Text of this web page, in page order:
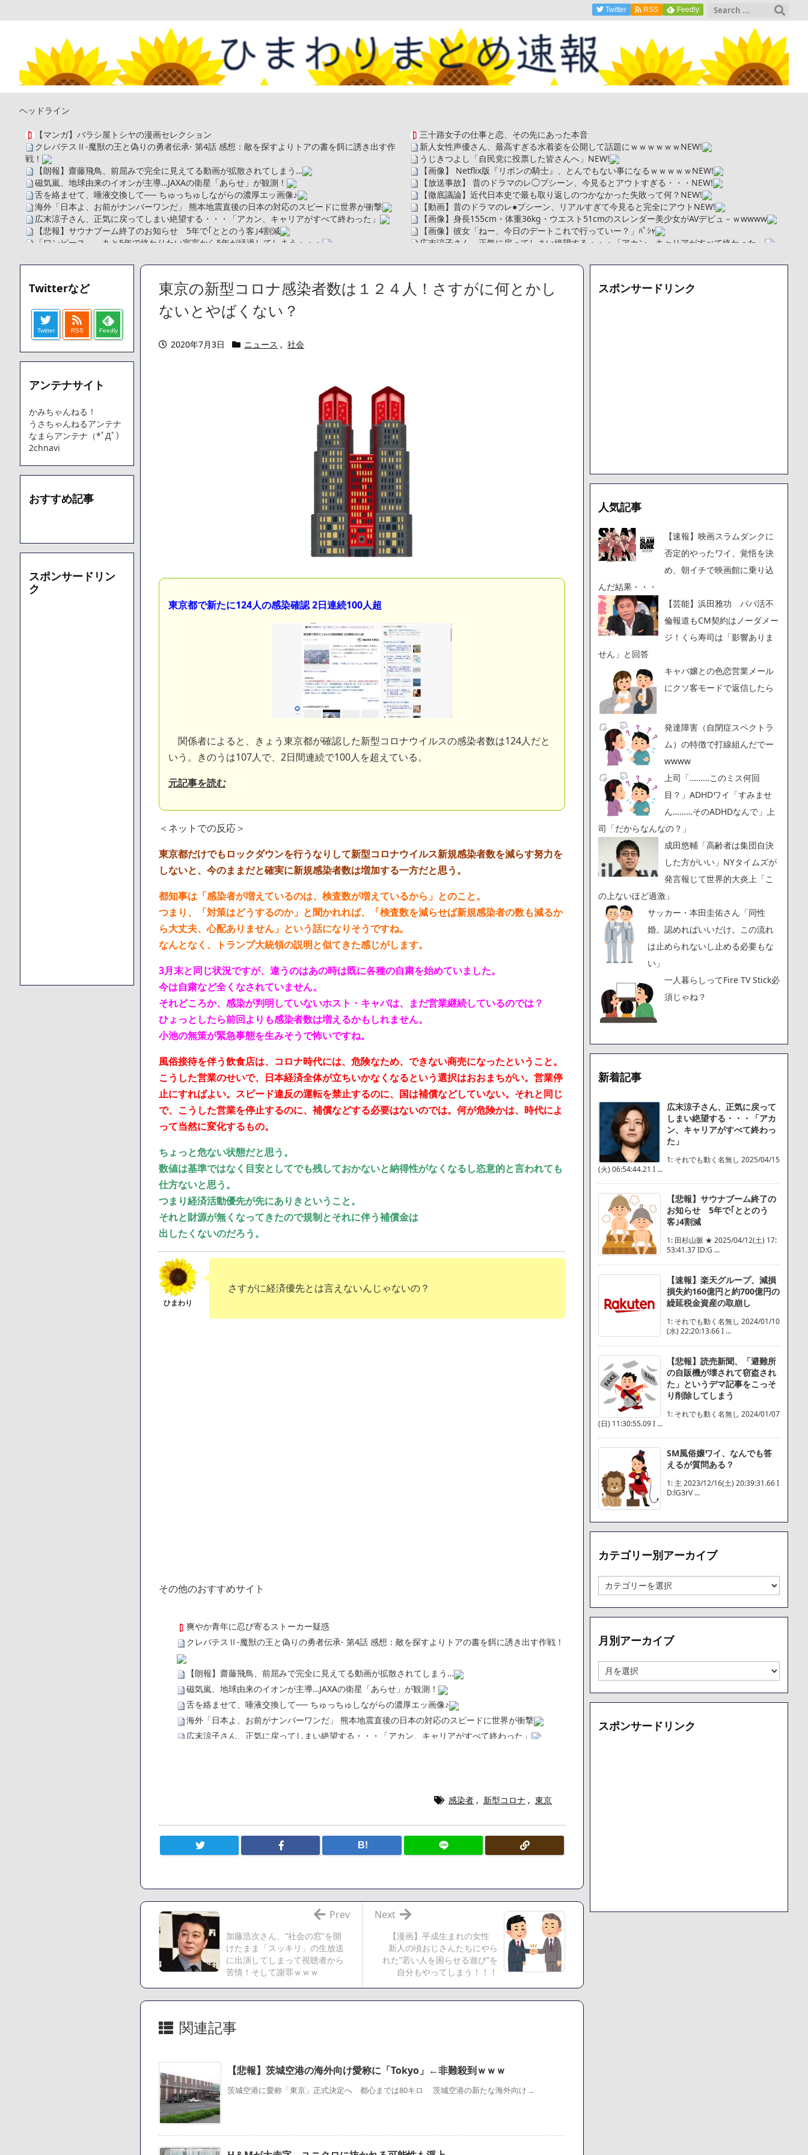
Twitter RSS Feedly
ヘッドライン
【マンガ】バラシ屋トシヤの漫画セレクション
クレバテスⅡ-魔獣の王と偽りの勇者伝承- 第4話 感想：敵を探すよりトアの書を餌に誘き出す作
戦！
【朗報】齋藤飛鳥、前屈みで完全に見えてる動画が拡散されてしまう…
磁気嵐、地球由来のイオンが主導…JAXAの衛星「あらせ」が観測！
舌を絡ませて、唾液交換して── ちゅっちゅしながらの濃厚エッ画像♪
海外「日本よ、お前がナンバーワンだ」 熊本地震直後の日本の対応のスピードに世界が衝撃
広末涼子さん、正気に戻ってしまい絶望する・・・「アカン、キャリアがすべて終わった」
【悲報】サウナブーム終了のお知らせ 5年で｢ととのう客｣4割減
「ワンピース」、あと5年で終わりたい宣言から5年が経過してしまう・・・
【画像】さくまあきら「桃鉄の赤マスは実際に行ってみてクソだった所です」
【愕然】ワイ「豚バラ220gカリッカリになるまで焼いて重さ調べたろww(2割3割減ったら御の
字やろなあww)」→結果・・・・・・・・・・・・・・・・・・・
【悲報】ジェネリック医薬品、4割が承認書と異なる製造だったことが発覚「衝撃的な数字だ」
【速報】楽天グループ、減損損失約160億円と約700億円の繰延税金資産の取崩し
【悲報】読売新聞、「避難所の自販機が壊されて窃盗された」というデマ記事をこっそり削除し
てしまう
SM風俗嬢ワイ、なんでも答えるが質問ある？
Powered by livedoor 相互RSS
三十路女子の仕事と恋、その先にあった本音
新人女性声優さん、最高すぎる水着姿を公開して話題にｗｗｗｗｗｗNEW!
うじきつよし「自民党に投票した皆さんへ」 NEW!
【画像】 Netflix版『リボンの騎士』、とんでもない事になるｗｗｗｗｗNEW!
【放送事故】 昔のドラマのレ◯プシーン、今見るとアウトすぎる・・・ NEW!
【徹底議論】近代日本史で最も取り返しのつかなかった失敗って何？ NEW!
【動画】昔のドラマのレ●プシーン、リアルすぎて今見ると完全にアウト NEW!
【画像】身長155cm・体重36kg・ウエスト51cmのスレンダー美少女がAVデビュ－ｗwwww
【画像】彼女「ねー、今日のデートこれで行っていー？」ﾊﾟｼｬ
広末涼子さん、正気に戻ってしまい絶望する・・・「アカン、キャリアがすべて終わった」
一人称が「ボキ」ではなく「俺」となっており、本人ではないとの憶測が広がる
ハードオフに売っていた4万4000円のフィギュアがヤバすぎるｗｗｗｗｗｗ「こんな高いの？ｗ
東京の新型コロナ感染者数は１２４人！さすがに何とかし
ないとやばくない？
2020年7月3日 ニュース , 社会
東京都で新たに124人の感染確認 2日連続100人超
関係者によると、きょう東京都が確認した新型コロナウイルスの感染者数は124人だと
いう。きのうは107人で、2日間連続で100人を超えている。
元記事を読む
＜ネットでの反応＞
東京都だけでもロックダウンを行うなりして新型コロナウイルス新規感染者数を減らす努力を
しないと、今のままだと確実に新規感染者数は増加する一方だと思う。
都知事は「感染者が増えているのは、検査数が増えているから」とのこと。
つまり、「対策はどうするのか」と聞かれれば、「検査数を減らせば新規感染者の数も減るか
ら大丈夫、心配ありません」という話になりそうですね。
なんとなく、トランプ大統領の説明と似てきた感じがします。
3月末と同じ状況ですが、違うのはあの時は既に各種の自粛を始めていました。
今は自粛など全くなされていません。
それどころか、感染が判明していないホスト・キャバは、まだ営業継続しているのでは？
ひょっとしたら前回よりも感染者数は増えるかもしれません。
小池の無策が緊急事態を生みそうで怖いですね。
風俗接待を伴う飲食店は、コロナ時代には、危険なため、できない商売になったということ。
こうした営業のせいで、日本経済全体が立ちいかなくなるという選択はおおまちがい。営業停
止にすればよい。スピード違反の運転を禁止するのに、国は補償などしていない。それと同じ
で、こうした営業を停止するのに、補償などする必要はないのでは。何が危険かは、時代によ
って当然に変化するもの。
ちょっと危ない状態だと思う。
数値は基準ではなく目安としてでも残しておかないと納得性がなくなるし恣意的と言われても
仕方ないと思う。
つまり経済活動優先が先にありきということ。
それと財源が無くなってきたので規制とそれに伴う補償金は
出したくないのだろう。
さすがに経済優先とは言えないんじゃないの？
その他のおすすめサイト
爽やか青年に忍び寄るストーカー疑惑
クレバテスⅡ-魔獣の王と偽りの勇者伝承- 第4話 感想：敵を探すよりトアの書を餌に誘き出す作戦！
【朗報】齋藤飛鳥、前屈みで完全に見えてる動画が拡散されてしまう…
磁気嵐、地球由来のイオンが主導…JAXAの衛星「あらせ」が観測！
舌を絡ませて、唾液交換して── ちゅっちゅしながらの濃厚エッ画像♪
海外「日本よ、お前がナンバーワンだ」 熊本地震直後の日本の対応のスピードに世界が衝撃
広末涼子さん、正気に戻ってしまい絶望する・・・「アカン、キャリアがすべて終わった」
【画像】さくまあきら「桃鉄の赤マスは実際に行ってみてクソだった所です」
【悲報】ジェネリック医薬品、4割が承認書と異なる製造だったことが発覚「衝撃的な数字だ」
まう
SM風俗嬢ワイ、なんでも答えるが質問ある？
Powered by livedoor 相互RSS
感染者 , 新型コロナ , 東京
B!
【漫画】平成生まれの女性
新人の頃おじさんたちにやら
れた”若い人を困らせる遊び”を
自分もやってしまう！！！
Next
加藤浩次さん、”社会の窓”を開
けたまま「スッキリ」の生放送
に出演してしまって視聴者から
苦情！そして謝罪ｗｗｗ
Prev
関連記事
【悲報】茨城空港の海外向け愛称に「Tokyo」←非難殺到ｗｗｗ
茨城空港に愛称「東京」正式決定へ 都心までは80キロ 茨城空港の新たな海外向け ...
Twitterなど
Twitter RSS Feedly
アンテナサイト
かみちゃんねる！
うさちゃんねるアンテナ
なまらアンテナ（*ﾟДﾟ）
2chnavi
おすすめ記事
スポンサードリン
ク
スポンサードリンク
人気記事
【速報】映画スラムダンクに
否定的やったワイ、覚悟を決
め、朝イチで映画館に乗り込
んだ結果・・・
【芸能】浜田雅功 パパ活不
倫報道もCM契約はノーダメー
ジ！くら寿司は「影響ありま
せん」と回答
キャバ嬢との色恋営業メール
にクソ客モードで返信したら
発達障害（自閉症スペクトラ
ム）の特徴で打線組んだでー
wwww
上司「………このミス何回
目？」ADHDワイ「すみませ
ん………そのADHDなんで」上
司「だからなんなの？」
成田悠輔「高齢者は集団自決
した方がいい」NYタイムズが
発言報じて世界的大炎上「こ
の上ないほど過激」
サッカー・本田圭佑さん「同性
婚。認めればいいだけ。この流れ
は止められないし止める必要もな
い」
一人暮らしってFire TV Stick必
須じゃね？
新着記事
広末涼子さん、正気に戻って
しまい絶望する・・・「アカ
ン、キャリアがすべて終わっ
た」
1: それでも動く名無し 2025/04/15
(火) 06:54:44.21 I ...
【悲報】サウナブーム終了の
お知らせ 5年で｢ととのう
客｣4割減
1: 田杉山脈 ★ 2025/04/12(土) 17:
53:41.37 ID:G ...
【速報】楽天グループ、減損
損失約160億円と約700億円の
繰延税金資産の取崩し
1: それでも動く名無し 2024/01/10
(水) 22:20:13.66 I ...
【悲報】読売新聞、「避難所
の自販機が壊されて窃盗され
た」というデマ記事をこっそ
り削除してしまう
1: それでも動く名無し 2024/01/07
(日) 11:30:55.09 I ...
SM風俗嬢ワイ、なんでも答
えるが質問ある？
1: 主 2023/12/16(土) 20:39:31.66 I
D:lG3rV ...
カテゴリー別アーカイブ
テ
ゴ
リ
別
ー
カ
ブ
月別アーカイブ
別
ア
ー
イ
スポンサードリンク